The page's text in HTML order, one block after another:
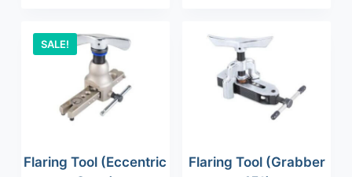
SALE!
Flaring Tool (Eccentric
Flaring Tool (Grabber